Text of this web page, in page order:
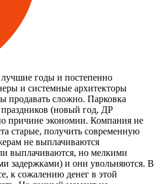
годы и постепенно
и системные архитекторы
продавать сложно. Парковка
(новый год, ДР
причине экономии. Компания не
старые, получить современную
не выплачиваются
выплачиваются, но мелкими
задержками) и они увольняются. В
к сожалению денег в этой